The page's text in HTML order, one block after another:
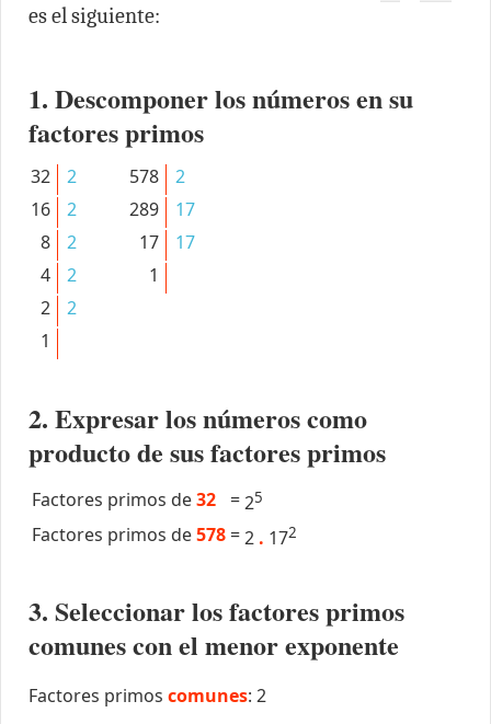
es el siguiente:
1. Descomponer los números en su
factores primos
32
2
16
2
8
2
4
2
2
2
1
578
2
289
17
17
17
1
2. Expresar los números como
producto de sus factores primos
Factores primos de32 =25
Factores primos de578 =2 . 172
3. Seleccionar los factores primos
comunes con el menor exponente
Factores primos comunes: 2